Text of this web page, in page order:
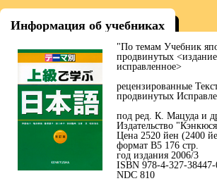
Информация об учебниках
"По темам Учебник
продвинутых
исправленное>
рецензированные
продвинутых
под ред. К. Мацуда и
Издательство
Цена 2520 йен (2400
формат В5 176 стр.
год издания 2006/3
ISBN 978-4-327-38447-
NDC 810